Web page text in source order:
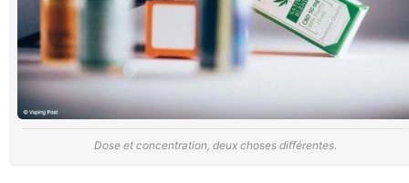
Dose et concentration, deux choses différentes.